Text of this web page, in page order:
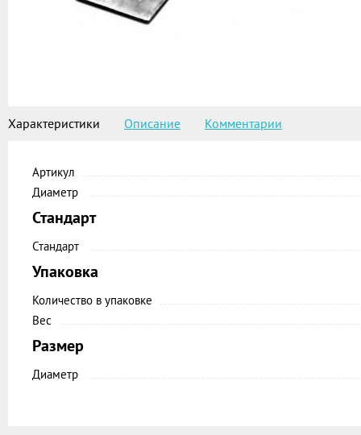
Характеристики Описание Комментарии
Артикул
Диаметр
Стандарт
Стандарт
Упаковка
Количество в упаковке
Вес
Размер
Диаметр